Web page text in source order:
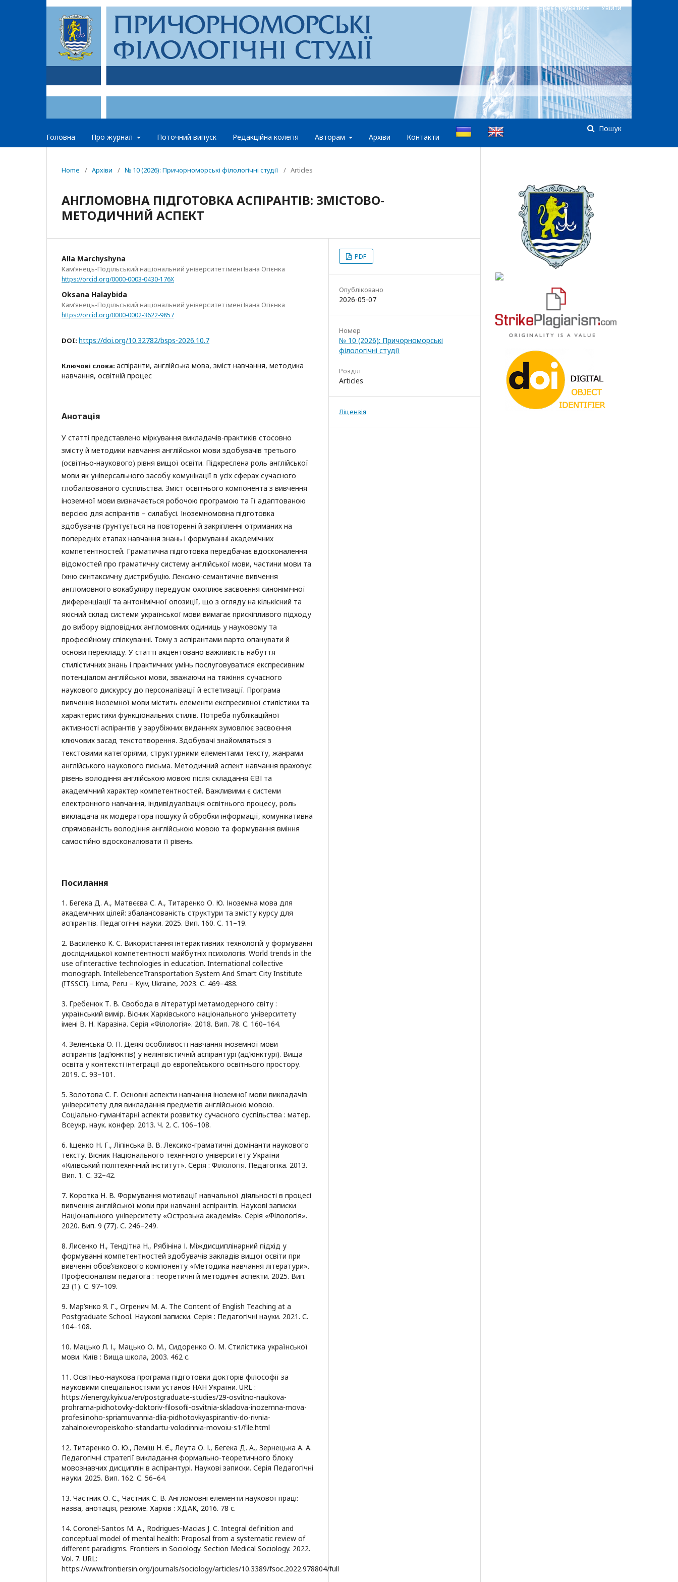
Головна Про журнал Поточний випуск Редакційна колегія Авторам Архіви Контакти
Пошук
Зареєструватися Увійти
Home / Архіви / № 10 (2026): Причорноморські філологічні студії / Articles
АНГЛОМОВНА ПІДГОТОВКА АСПІРАНТІВ: ЗМІСТОВО-
МЕТОДИЧНИЙ АСПЕКТ
Alla Marchyshyna
Кам’янець-Подільський національний університет імені Івана Огієнка
https://orcid.org/0000-0003-0430-176X
Oksana Halaybida
Кам’янець-Подільський національний університет імені Івана Огієнка
https://orcid.org/0000-0002-3622-9857
DOI: https://doi.org/10.32782/bsps-2026.10.7
Ключові слова: аспіранти, англійська мова, зміст навчання, методика
навчання, освітній процес
Анотація
У статті представлено міркування викладачів-практиків стосовно
змісту й методики навчання англійської мови здобувачів третього
(освітньо-наукового) рівня вищої освіти. Підкреслена роль англійської
мови як універсального засобу комунікації в усіх сферах сучасного
глобалізованого суспільства. Зміст освітнього компонента з вивчення
іноземної мови визначається робочою програмою та її адаптованою
версією для аспірантів – силабусі. Іноземномовна підготовка
здобувачів ґрунтується на повторенні й закріпленні отриманих на
попередніх етапах навчання знань і формуванні академічних
компетентностей. Граматична підготовка передбачає вдосконалення
відомостей про граматичну систему англійської мови, частини мови та
їхню синтаксичну дистрибуцію. Лексико-семантичне вивчення
англомовного вокабуляру передусім охоплює засвоєння синонімічної
диференціації та антонімічної опозиції, що з огляду на кількісний та
якісний склад системи української мови вимагає прискіпливого підходу
до вибору відповідних англомовних одиниць у науковому та
професійному спілкуванні. Тому з аспірантами варто опанувати й
основи перекладу. У статті акцентовано важливість набуття
стилістичних знань і практичних умінь послуговуватися експресивним
потенціалом англійської мови, зважаючи на тяжіння сучасного
наукового дискурсу до персоналізації й естетизації. Програма
вивчення іноземної мови містить елементи експресивної стилістики та
характеристики функціональних стилів. Потреба публікаційної
активності аспірантів у зарубіжних виданнях зумовлює засвоєння
ключових засад текстотворення. Здобувачі знайомляться з
текстовими категоріями, структурними елементами тексту, жанрами
англійського наукового письма. Методичний аспект навчання враховує
рівень володіння англійською мовою після складання ЄВІ та
академічний характер компетентностей. Важливими є системи
електронного навчання, індивідуалізація освітнього процесу, роль
викладача як модератора пошуку й обробки інформації, комунікативна
спрямованість володіння англійською мовою та формування вміння
самостійно вдосконалювати її рівень.
Посилання
1. Бегека Д. А., Матвєєва С. А., Титаренко О. Ю. Іноземна мова для
академічних цілей: збалансованість структури та змісту курсу для
аспірантів. Педагогічні науки. 2025. Вип. 160. С. 11–19.
2. Василенко К. С. Використання інтерактивних технологій у формуванні
дослідницької компетентності майбутніх психологів. World trends in the
use ofinteractive technologies in education. International collective
monograph. IntellebenceTransportation System And Smart City Institute
(ITSSCI). Lima, Peru – Kyiv, Ukraine, 2023. С. 469–488.
3. Гребенюк Т. В. Свобода в літературі метамодерного світу :
український вимір. Вісник Харківського національного університету
імені В. Н. Каразіна. Серія «Філологія». 2018. Вип. 78. С. 160–164.
4. Зеленська О. П. Деякі особливості навчання іноземної мови
аспірантів (ад’юнктів) у нелінгвістичній аспірантурі (ад’юнктурі). Вища
освіта у контексті інтеграції до європейського освітнього простору.
2019. С. 93–101.
5. Золотова С. Г. Основні аспекти навчання іноземної мови викладачів
університету для викладання предметів англійською мовою.
Соціально-гуманітарні аспекти розвитку сучасного суспільства : матер.
Всеукр. наук. конфер. 2013. Ч. 2. С. 106–108.
6. Іщенко Н. Г., Ліпінська В. В. Лексико-граматичні домінанти наукового
тексту. Вісник Національного технічного університету України
«Київський політехнічний інститут». Серія : Філологія. Педагогіка. 2013.
Вип. 1. С. 32–42.
7. Коротка Н. В. Формування мотивації навчальної діяльності в процесі
вивчення англійської мови при навчанні аспірантів. Наукові записки
Національного університету «Острозька академія». Серія «Філологія».
2020. Вип. 9 (77). С. 246–249.
8. Лисенко Н., Тендітна Н., Рябініна І. Міждисциплінарний підхід у
формуванні компетентностей здобувачів закладів вищої освіти при
вивченні обовʼязкового компоненту «Методика навчання літератури».
Професіоналізм педагога : теоретичні й методичні аспекти. 2025. Вип.
23 (1). С. 97–109.
9. Мар’янко Я. Г., Огренич М. А. The Content of English Teaching at a
Postgraduate School. Наукові записки. Серія : Педагогічні науки. 2021. С.
104–108.
10. Мацько Л. І., Мацько О. М., Сидоренко О. М. Стилістика української
мови. Київ : Вища школа, 2003. 462 с.
11. Освітньо-наукова програма підготовки докторів філософії за
науковими спеціальностями установ НАН України. URL :
https://ienergy.kyiv.ua/en/postgraduate-studies/29-osvitno-naukova-
prohrama-pidhotovky-doktoriv-filosofii-osvitnia-skladova-inozemna-mova-
profesiinoho-spriamuvannia-dlia-pidhotovkyaspirantiv-do-rivnia-
zahalnoievropeiskoho-standartu-volodinnia-movoiu-s1/file.html
12. Титаренко О. Ю., Леміш Н. Є., Леута О. І., Бегека Д. А., Зернецька А. А.
Педагогічні стратегії викладання формально-теоретичного блоку
мовознавчих дисциплін в аспірантурі. Наукові записки. Серія Педагогічні
науки. 2025. Вип. 162. С. 56–64.
13. Частник О. С., Частник С. В. Англомовні елементи наукової праці:
назва, анотація, резюме. Харків : ХДАК, 2016. 78 с.
14. Coronel-Santos M. A., Rodrigues-Macias J. C. Integral definition and
conceptual model of mental health: Proposal from a systematic review of
different paradigms. Frontiers in Sociology. Section Medical Sociology. 2022.
Vol. 7. URL:
https://www.frontiersin.org/journals/sociology/articles/10.3389/fsoc.2022.978804/full
PDF
Опубліковано
2026-05-07
Номер
№ 10 (2026): Причорноморські
філологічні студії
Розділ
Articles
Ліцензія